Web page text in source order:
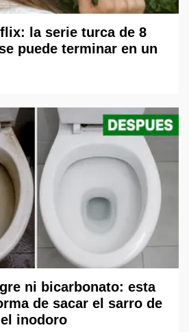
la serie turca de 8
puede terminar en un
ni bicarbonato: esta
de sacar el sarro de
inodoro